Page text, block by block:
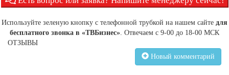
Используйте зеленую кнопку с телефонной трубкой на нашем сайте для
бесплатного звонка в «ТВБизнес». Отвечаем с 9-00 до 18-00 МСК
ОТЗЫВЫ
Новый комментарий